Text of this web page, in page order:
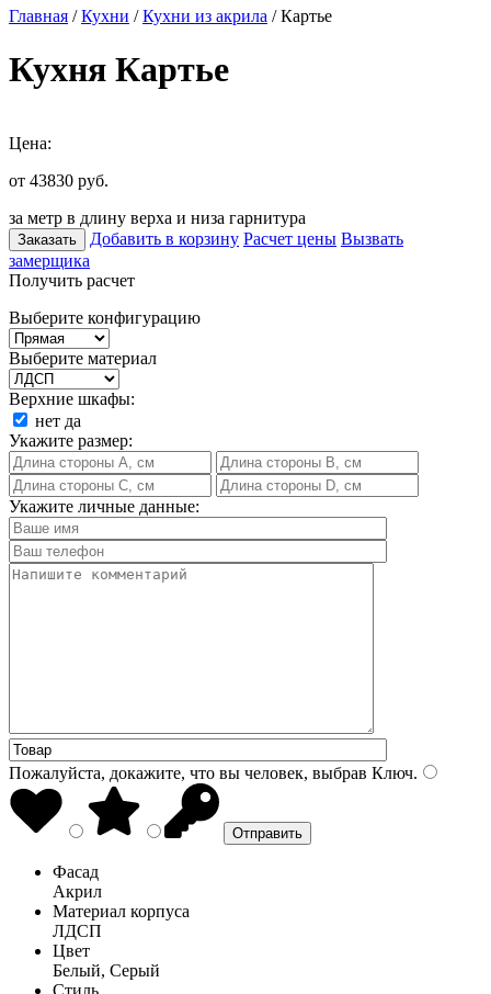
Главная /Кухни /Кухни из акрила / Картье
Кухня Картье
Цена:
от 43830 руб.
за метр в длину верха и низа гарнитура
Заказать Добавить в корзину Расчет цены Вызвать
замерщика
Получить расчет
Выберите конфигурацию
Выберите материал
Верхние шкафы:
нет да
Укажите размер:
Укажите личные данные:
Пожалуйста, докажите, что вы человек, выбрав Ключ.
Фасад
Акрил
Материал корпуса
ЛДСП
Цвет
Белый, Серый
Стиль